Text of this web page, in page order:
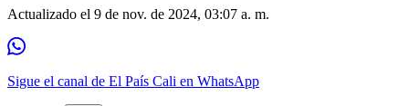
Actualizado el 9 de nov. de 2024, 03:07 a. m.
Sigue el canal de El País Cali en WhatsApp